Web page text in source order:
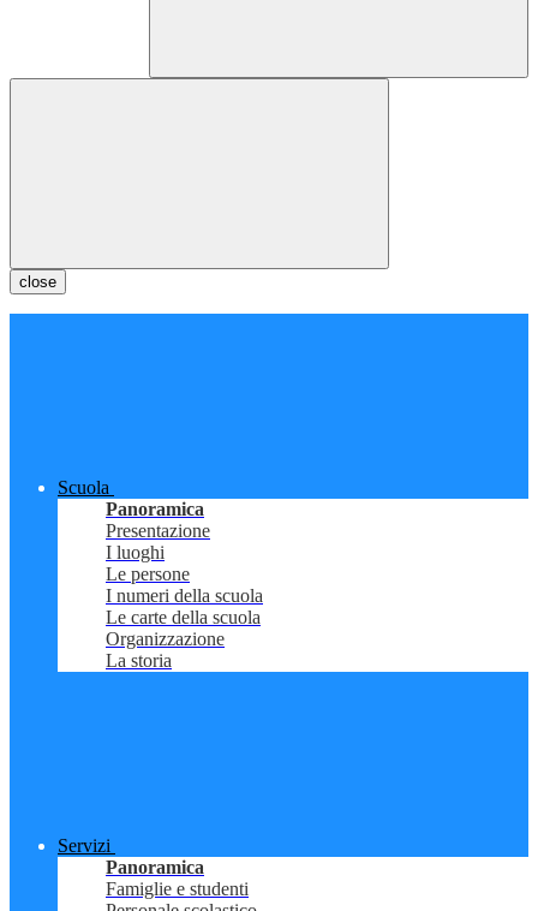
close
Scuola
Panoramica
Presentazione
I luoghi
Le persone
I numeri della scuola
Le carte della scuola
Organizzazione
La storia
Servizi
Panoramica
Famiglie e studenti